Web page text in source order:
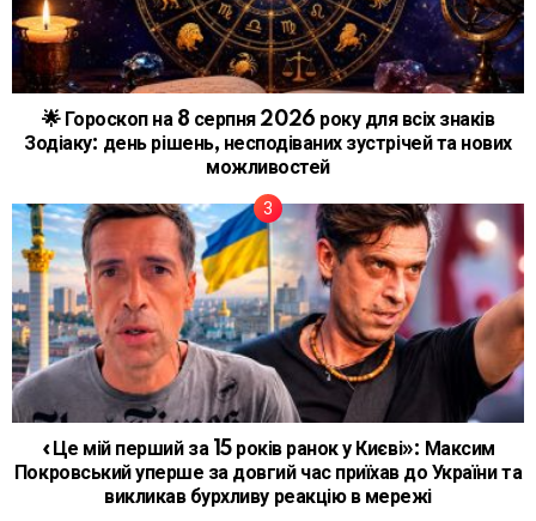
🌟 Гороскоп на 8 серпня 2026 року для всіх знаків
Зодіаку: день рішень, несподіваних зустрічей та нових
можливостей
«Це мій перший за 15 років ранок у Києві»: Максим
Покровський уперше за довгий час приїхав до України та
викликав бурхливу реакцію в мережі